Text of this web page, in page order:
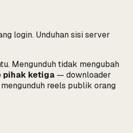
login. Unduhan sisi server
Mengunduh tidak mengubah
pihak ketiga — downloader
reels publik orang